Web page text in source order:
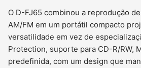
O D-FJ65 combinou a reprodução
AM/FM em um portátil compacto
versatilidade em vez de
Protection, suporte para CD-R/RW,
predefinida, com um design que